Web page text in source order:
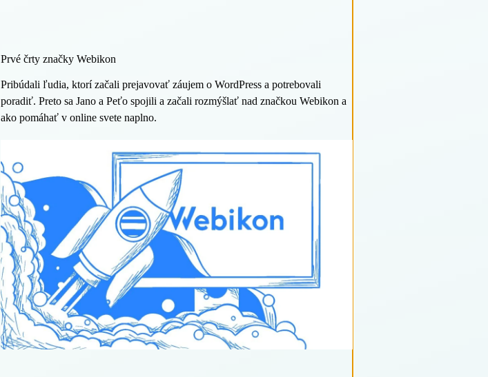
Prvé črty značky Webikon
Pribúdali ľudia, ktorí začali prejavovať záujem o WordPress a potrebovali
poradiť. Preto sa Jano a Peťo spojili a začali rozmýšlať nad značkou Webikon a
ako pomáhať v online svete naplno.